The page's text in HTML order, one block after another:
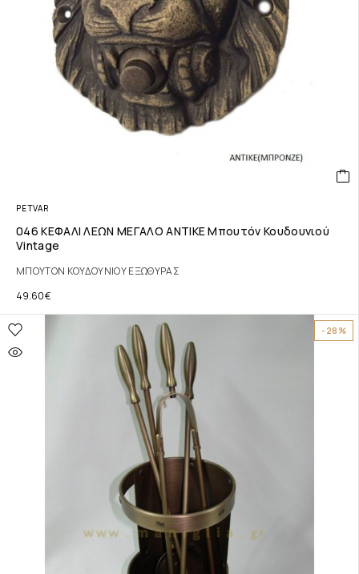
PETVAR
046 ΚΕΦΑΛΙ ΛΕΩΝ ΜΕΓΑΛΟ ΑΝΤΙΚΕ Μπουτόν Κουδουνιού
Vintage
ΜΠΟΥΤΟΝ ΚΟΥΔΟΥΝΙΟΥ ΕΞΩΘΥΡΑΣ
49.60€
-28%